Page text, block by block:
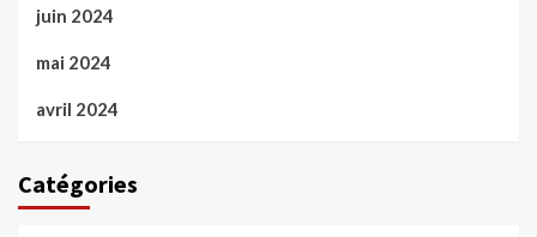
juin 2024
mai 2024
avril 2024
Catégories